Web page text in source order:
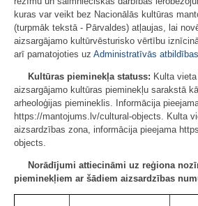
kuras var veikt bez Nacionālās kultūras
(turpmāk tekstā - Pārvaldes) atļaujas, lai
aizsargājamo kultūrvēsturisko vērtību
arī pamatojoties uz Administratīvās
Kultūras pieminekļa statuss: Kulta
aizsargājamo kultūras pieminekļu sarakstā
arheoloģijas piemineklis. Informācija
https://mantojums.lv/cultural-objects. Kulta
aizsardzības zona, informācija pieejama
objects.
Norādījumi attiecināmi uz reģiona
pieminekļiem ar šādiem aizsardzības